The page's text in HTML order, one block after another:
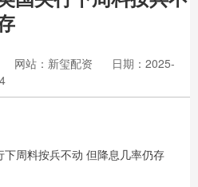
网站：新玺配资
日期：2025-